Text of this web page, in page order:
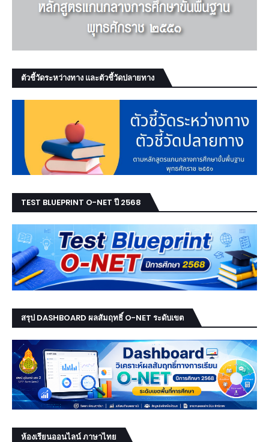
ตัวชี้วัดระหว่างทาง และตัวชี้วัดปลายทาง
TEST BLUEPRINT O-NET ปี 2568
สรุป DASHBOARD ผลสัมฤทธิ์ O-NET ระดับเขต
ห้องเรียนออนไลน์ ภาษาไทย